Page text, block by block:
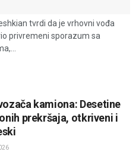
tvrdi da je vrhovni vođa
privremeni sporazum sa
kamiona: Desetine
prekršaja, otkriveni i